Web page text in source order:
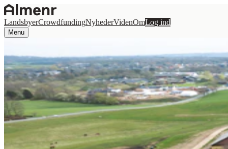
LandsbyerCrowdfundingNyhederVidenOmLog ind
Menu